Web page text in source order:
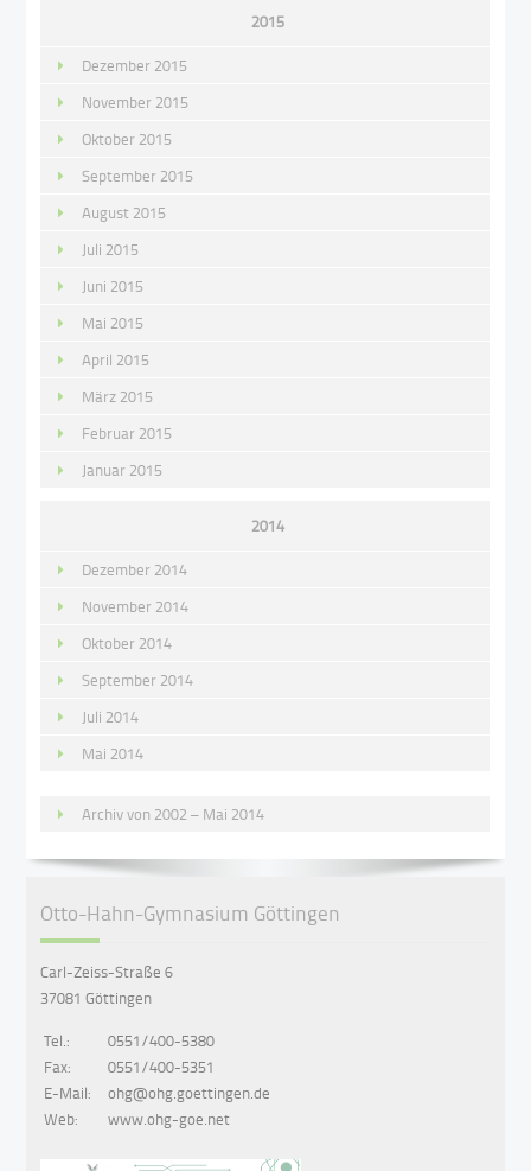
2015
Dezember 2015
November 2015
Oktober 2015
September 2015
August 2015
Juli 2015
Juni 2015
Mai 2015
April 2015
März 2015
Februar 2015
Januar 2015
2014
Dezember 2014
November 2014
Oktober 2014
September 2014
Juli 2014
Mai 2014
Archiv von 2002 – Mai 2014
Otto-Hahn-Gymnasium Göttingen
Carl-Zeiss-Straße 6
37081 Göttingen
Tel.:
0551/400-5380
Fax:
0551/400-5351
E-Mail:
ohg@ohg.goettingen.de
Web:
www.ohg-goe.net